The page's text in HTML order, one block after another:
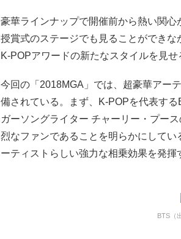
豪華ラインナップで開催前から熱い関
授賞式のステージでも見ることができな
K-POPアワードの新たなスタイルを見せ
今回の「2018MGA」では、超豪華アー
備されている。まず、K-POPを代表す
ガーソングライター チャーリー・プー
烈なファンであることを明らかにして
ーティストらしい強力な相乗効果を発揮
BTS（